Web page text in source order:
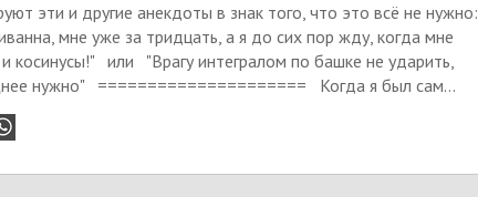
эти и другие анекдоты в знак того, что это всё не нужно:
мне уже за тридцать, а я до сих пор жду, когда мне
и косинусы!" или "Врагу интегралом по башке не ударить,
нужно" ===================== Когда я был сам...